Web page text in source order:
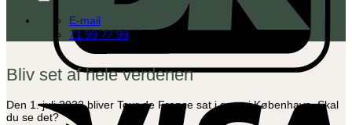
E-mail
71 99 77 99
Bliv set af hele verdenen
Den 1. juli 2022 bliver Tour de France sat i gang i København. Skal
du se det?